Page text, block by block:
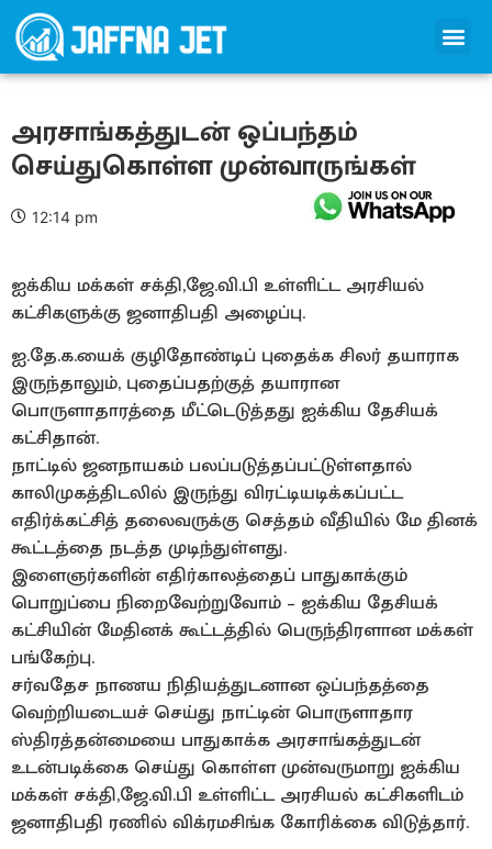
அரசாங்கத்துடன் ஒப்பந்தம்
செய்துகொள்ள முன்வாருங்கள்
12:14 pm
ஐக்கிய மக்கள் சக்தி,ஜே.வி.பி உள்ளிட்ட அரசியல்
கட்சிகளுக்கு ஜனாதிபதி அழைப்பு.
ஐ.தே.க.யைக் குழிதோண்டிப் புதைக்க சிலர் தயாராக
இருந்தாலும், புதைப்பதற்குத் தயாரான
பொருளாதாரத்தை மீட்டெடுத்தது ஐக்கிய தேசியக்
கட்சிதான்.
நாட்டில் ஜனநாயகம் பலப்படுத்தப்பட்டுள்ளதால்
காலிமுகத்திடலில் இருந்து விரட்டியடிக்கப்பட்ட
எதிர்க்கட்சித் தலைவருக்கு செத்தம் வீதியில் மே தினக்
கூட்டத்தை நடத்த முடிந்துள்ளது.
இளைஞர்களின் எதிர்காலத்தைப் பாதுகாக்கும்
பொறுப்பை நிறைவேற்றுவோம் – ஐக்கிய தேசியக்
கட்சியின் மேதினக் கூட்டத்தில் பெருந்திரளான மக்கள்
பங்கேற்பு.
சர்வதேச நாணய நிதியத்துடனான ஒப்பந்தத்தை
வெற்றியடையச் செய்து நாட்டின் பொருளாதார
ஸ்திரத்தன்மையை பாதுகாக்க அரசாங்கத்துடன்
உடன்படிக்கை செய்து கொள்ள முன்வருமாறு ஐக்கிய
மக்கள் சக்தி,ஜே.வி.பி உள்ளிட்ட அரசியல் கட்சிகளிடம்
ஜனாதிபதி ரணில் விக்ரமசிங்க கோரிக்கை விடுத்தார்.